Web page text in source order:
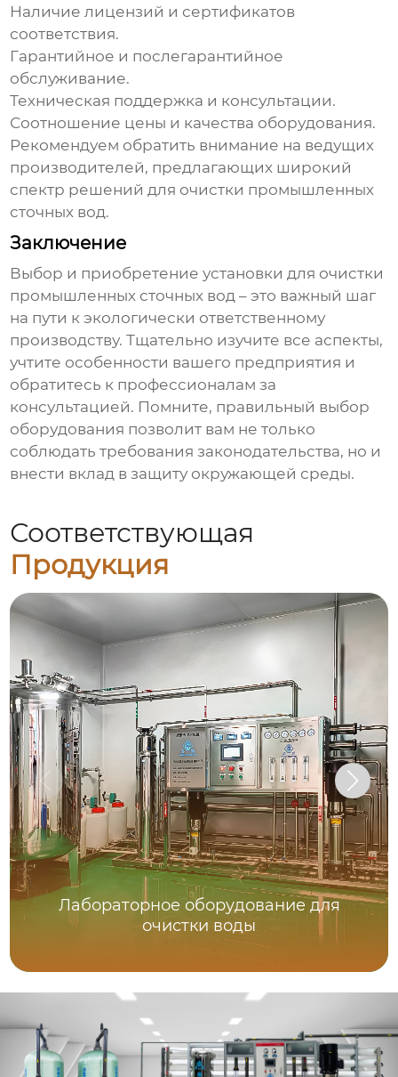
Наличие лицензий и сертификатов
соответствия.
Гарантийное и послегарантийное
обслуживание.
Техническая поддержка и консультации.
Соотношение цены и качества оборудования.
Рекомендуем обратить внимание на ведущих
производителей, предлагающих широкий
спектр решений для очистки промышленных
сточных вод.
Заключение
Выбор и приобретениеустановки для очистки
промышленных сточных вод – это важный шаг
на пути к экологически ответственному
производству. Тщательно изучите все аспекты,
учтите особенности вашего предприятия и
обратитесь к профессионалам за
консультацией. Помните, правильный выбор
оборудования позволит вам не только
соблюдать требования законодательства, но и
внести вклад в защиту окружающей среды.
Соответствующая
Продукция
Лабораторное оборудование для
очистки воды